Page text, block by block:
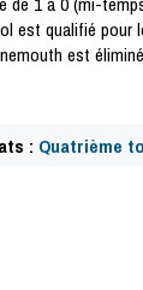
est qualifié pour
est
: Quatrième